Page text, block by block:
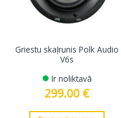
Griestu skaļrunis Polk Audio
V6s
Ir noliktavā
299.00 €